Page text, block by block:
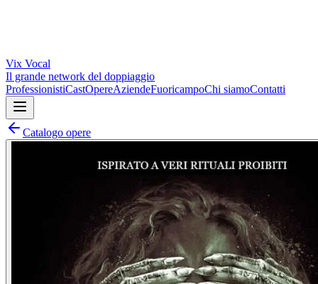
Vix Vocal
Il grande network del doppiaggio
ProfessionistiCastOpereAziendeFuoricampoChi siamoContatti
Catalogo opere